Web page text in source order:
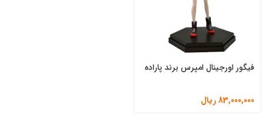
فیگور اورجینال امپرس برند پاراده
83,000,000ریال